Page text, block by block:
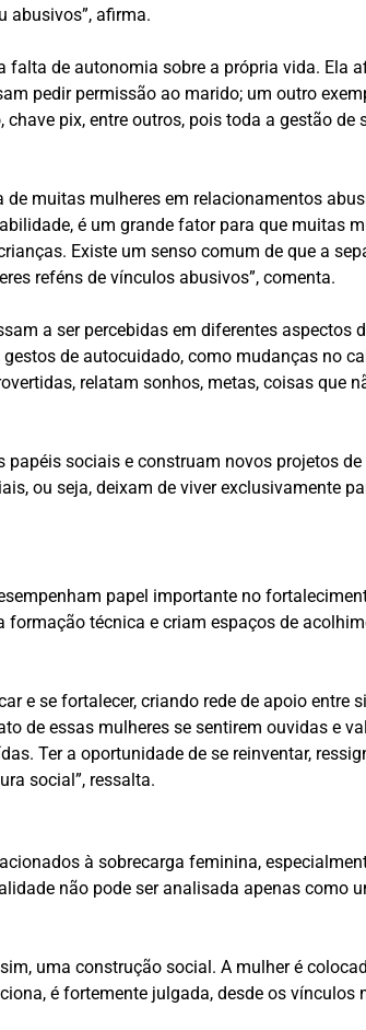
abusivos”, afirma.
de autonomia sobre a própria vida. Ela
pedir permissão ao marido; um outro
pix, entre outros, pois toda a gestão de
muitas mulheres em relacionamentos
é um grande fator para que muitas
Existe um senso comum de que a
reféns de vínculos abusivos”, comenta.
a ser percebidas em diferentes aspectos
de autocuidado, como mudanças no
relatam sonhos, metas, coisas que
sociais e construam novos projetos
ou seja, deixam de viver exclusivamente
papel importante no
técnica e criam espaços de
e se fortalecer, criando rede de apoio entre
de essas mulheres se sentirem ouvidas e
Ter a oportunidade de se reinventar,
social”, ressalta.
à sobrecarga feminina,
não pode ser analisada apenas como
uma construção social. A mulher é
é fortemente julgada, desde os vínculos